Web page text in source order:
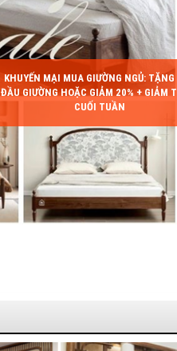
KHUYẾN MẠI MUA GIƯỜNG NGỦ: TẶNG
ĐẦU GIƯỜNG HOẶC GIẢM 20% + GIẢM
CUỐI TUẦN